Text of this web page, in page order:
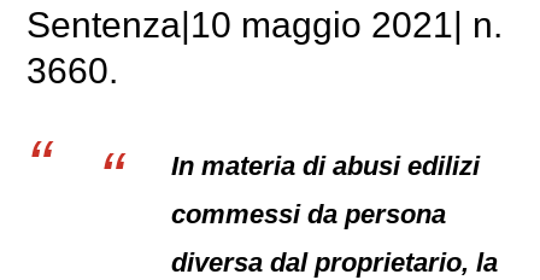
Sentenza|10 maggio 2021| n.
3660.
In materia di abusi edilizi
commessi da persona
diversa dal proprietario, la